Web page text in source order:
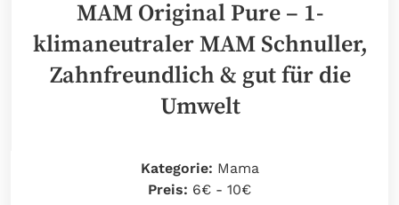
MAM Original Pure – 1-
klimaneutraler MAM Schnuller,
Zahnfreundlich & gut für die
Umwelt
Kategorie: Mama
Preis: 6€ - 10€